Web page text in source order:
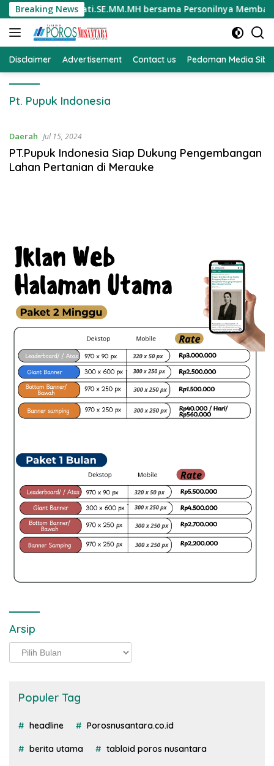
Langsung
ke
konten
Breaking News
Darmawati.SE.MM.MH bersama Personilnya
Disclaimer Advertisement Contact us Pedoman Media
Pt. Pupuk Indonesia
Daerah Jul 15, 2024
PT.Pupuk Indonesia Siap Dukung Pengembangan
Lahan Pertanian di Merauke
Arsip
Arsip
Populer Tag
headline Porosnusantara.co.id
berita utama tabloid poros nusantara